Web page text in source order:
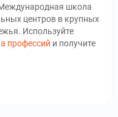
школа
центров в крупных
Используйте
профессий и получите
Используйте